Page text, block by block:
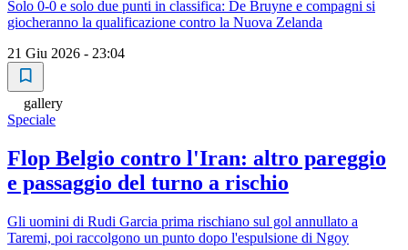
Solo 0-0 e solo due punti in classifica: De Bruyne e compagni si
giocheranno la qualificazione contro la Nuova Zelanda
21 Giu 2026 - 23:04
gallery
Speciale
Flop Belgio contro l'Iran: altro pareggio
e passaggio del turno a rischio
Gli uomini di Rudi Garcia prima rischiano sul gol annullato a
Taremi, poi raccolgono un punto dopo l'espulsione di Ngoy